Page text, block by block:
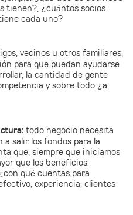
tienen?, ¿cuántos socios
cada uno?
vecinos u otros familiares,
para que puedan ayudarse
la cantidad de gente
y sobre todo ¿a
todo negocio necesita
salir los fondos para la
que, siempre que iniciamos
que los beneficios.
qué cuentas para
experiencia, clientes